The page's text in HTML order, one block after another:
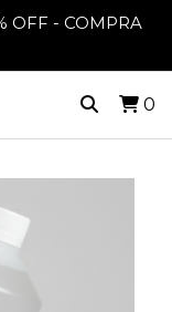
OFF - COMPRA
0